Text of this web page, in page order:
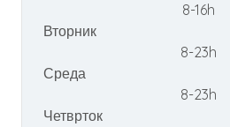
8-16h
Вторник
8-23h
Среда
8-23h
Четврток